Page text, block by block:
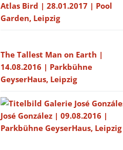
Atlas Bird | 28.01.2017 | Pool
Garden, Leipzig
The Tallest Man on Earth |
14.08.2016 | Parkbühne
GeyserHaus, Leipzig
José González | 09.08.2016 |
Parkbühne GeyserHaus, Leipzig